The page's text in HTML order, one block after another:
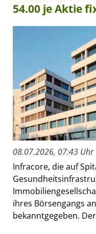
54.00 je Aktie
08.07.2026, 07:43 Uhr
Infracore, die auf
ihres Börsengangs
bekanntgegeben.